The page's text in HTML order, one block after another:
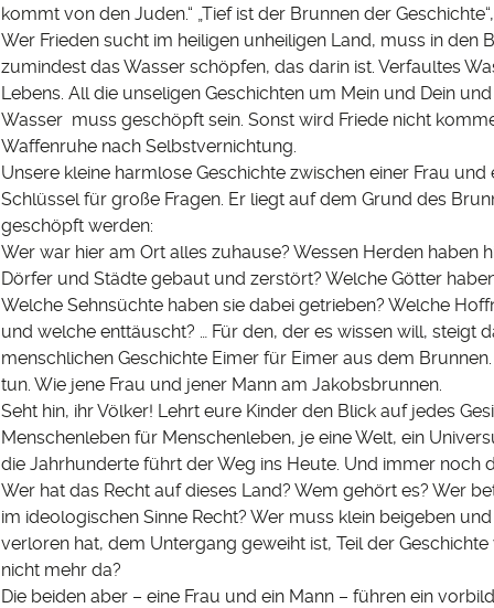
kommt von den Juden.“ „Tief ist der Brunnen der
Wer Frieden sucht im heiligen unheiligen Land, muss in den
zumindest das Wasser schöpfen, das darin ist. Verfaultes
Lebens. All die unseligen Geschichten um Mein und Dein
Wasser muss geschöpft sein. Sonst wird Friede nicht
Waffenruhe nach Selbstvernichtung.
Unsere kleine harmlose Geschichte zwischen einer Frau
Schlüssel für große Fragen. Er liegt auf dem Grund des
geschöpft werden:
Wer war hier am Ort alles zuhause? Wessen Herden haben
Dörfer und Städte gebaut und zerstört? Welche Götter
Welche Sehnsüchte haben sie dabei getrieben? Welche
und welche enttäuscht? … Für den, der es wissen will, steigt
menschlichen Geschichte Eimer für Eimer aus dem
tun. Wie jene Frau und jener Mann am Jakobsbrunnen.
Seht hin, ihr Völker! Lehrt eure Kinder den Blick auf jedes
Menschenleben für Menschenleben, je eine Welt, ein
die Jahrhunderte führt der Weg ins Heute. Und immer noch
Wer hat das Recht auf dieses Land? Wem gehört es? Wer
im ideologischen Sinne Recht? Wer muss klein beigeben
verloren hat, dem Untergang geweiht ist, Teil der
nicht mehr da?
Die beiden aber – eine Frau und ein Mann – führen ein